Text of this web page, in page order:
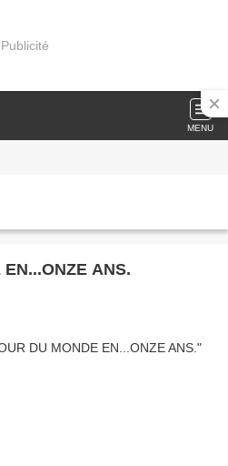
Publicité
MENU
ANS.